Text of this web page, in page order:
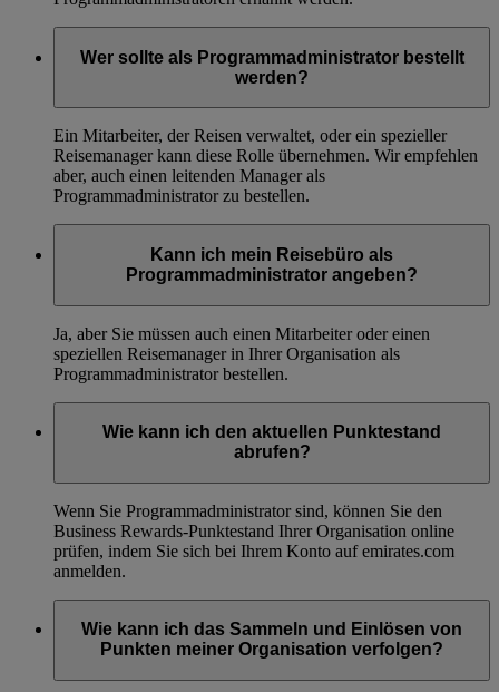
Wer sollte als Programmadministrator bestellt
werden?
Ein Mitarbeiter, der Reisen verwaltet, oder ein spezieller
Reisemanager kann diese Rolle übernehmen. Wir empfehlen
aber, auch einen leitenden Manager als
Programmadministrator zu bestellen.
Kann ich mein Reisebüro als
Programmadministrator angeben?
Ja, aber Sie müssen auch einen Mitarbeiter oder einen
speziellen Reisemanager in Ihrer Organisation als
Programmadministrator bestellen.
Wie kann ich den aktuellen Punktestand
abrufen?
Wenn Sie Programmadministrator sind, können Sie den
Business Rewards-Punktestand Ihrer Organisation online
prüfen, indem Sie sich bei Ihrem Konto auf emirates.com
anmelden.
Wie kann ich das Sammeln und Einlösen von
Punkten meiner Organisation verfolgen?